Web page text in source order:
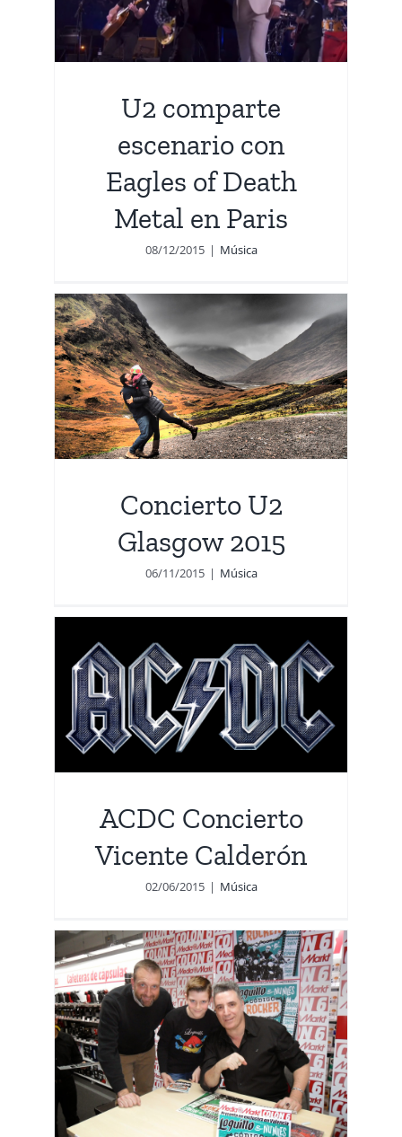
U2 comparte
escenario con
Eagles of Death
Metal en Paris
08/12/2015 | Música
Concierto U2
Glasgow 2015
06/11/2015 | Música
ACDC Concierto
Vicente Calderón
02/06/2015 | Música